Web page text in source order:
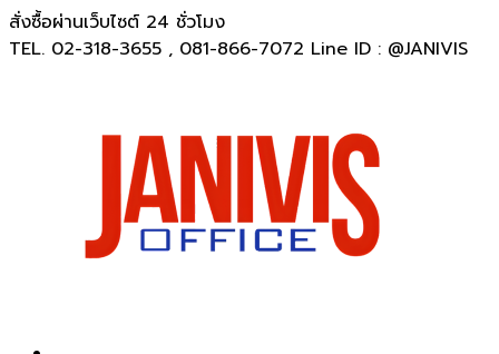
สั่งซื้อผ่านเว็บไซต์ 24 ชั่วโมง
TEL. 02-318-3655 , 081-866-7072 Line ID : @JANIVIS